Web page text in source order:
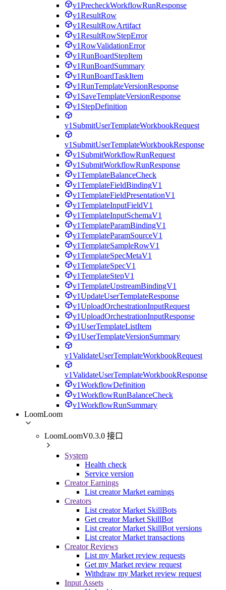
v1PrecheckWorkflowRunResponse
v1ResultRow
v1ResultRowArtifact
v1ResultRowStepError
v1RowValidationError
v1RunBoardStepItem
v1RunBoardSummary
v1RunBoardTaskItem
v1RunTemplateVersionResponse
v1SaveTemplateVersionResponse
v1StepDefinition
v1SubmitUserTemplateWorkbookRequest
v1SubmitUserTemplateWorkbookResponse
v1SubmitWorkflowRunRequest
v1SubmitWorkflowRunResponse
v1TemplateBalanceCheck
v1TemplateFieldBindingV1
v1TemplateFieldPresentationV1
v1TemplateInputFieldV1
v1TemplateInputSchemaV1
v1TemplateParamBindingV1
v1TemplateParamSourceV1
v1TemplateSampleRowV1
v1TemplateSpecMetaV1
v1TemplateSpecV1
v1TemplateStepV1
v1TemplateUpstreamBindingV1
v1UpdateUserTemplateResponse
v1UploadOrchestrationInputRequest
v1UploadOrchestrationInputResponse
v1UserTemplateListItem
v1UserTemplateVersionSummary
v1ValidateUserTemplateWorkbookRequest
v1ValidateUserTemplateWorkbookResponse
v1WorkflowDefinition
v1WorkflowRunBalanceCheck
v1WorkflowRunSummary
LoomLoom
LoomLoomV0.3.0 接口
System
Health check
Service version
Creator Earnings
List creator Market earnings
Creators
List creator Market SkillBots
Get creator Market SkillBot
List creator Market SkillBot versions
List creator Market transactions
Creator Reviews
List my Market review requests
Get my Market review request
Withdraw my Market review request
Input Assets